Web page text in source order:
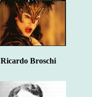
Ricardo Broschi